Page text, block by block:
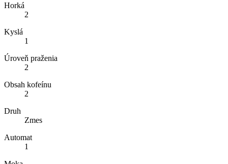
Horká
2
Kyslá
1
Úroveň praženia
2
Obsah kofeínu
2
Druh
Zmes
Automat
1